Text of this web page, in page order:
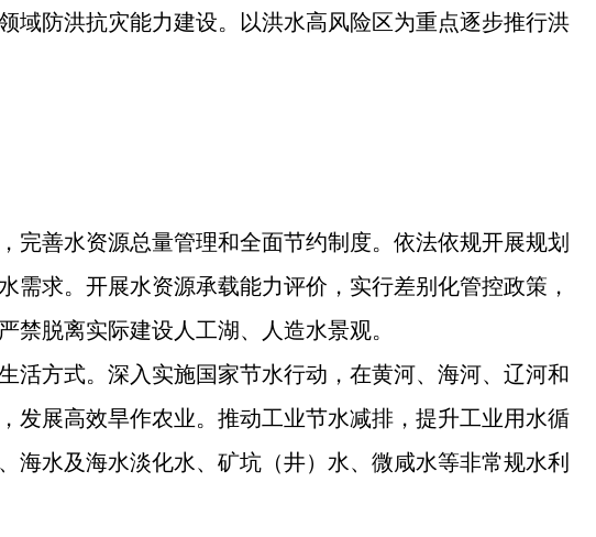
域防洪抗灾能力建设。以洪水高风险区为重点逐步推行洪
完善水资源总量管理和全面节约制度。依法依规开展规划
求。开展水资源承载能力评价，实行差别化管控政策，
脱离实际建设人工湖、人造水景观。
活方式。深入实施国家节水行动，在黄河、海河、辽河和
发展高效旱作农业。推动工业节水减排，提升工业用水循
水及海水淡化水、矿坑（井）水、微咸水等非常规水利